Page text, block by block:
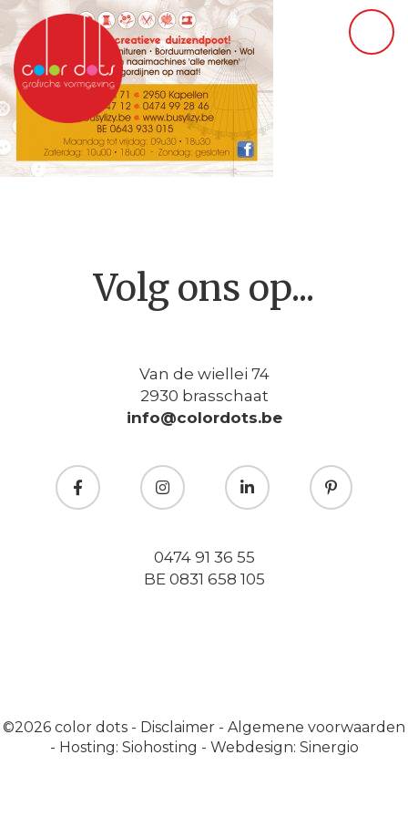
Volg ons op...
Van de wiellei 74
2930 brasschaat
info@colordots.be
0474 91 36 55
BE 0831 658 105
©2026 color dots - Disclaimer - Algemene voorwaarden
- Hosting: Siohosting - Webdesign: Sinergio